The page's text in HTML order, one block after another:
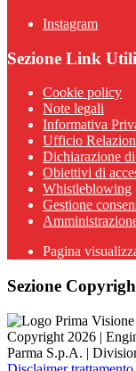
Instagram
Sezione Link Utili
Cookie policy
Note legali
Informativa
Ufficio
Dichiarazione
Obiettivi di
Whistleblowing
Gestione
Pagina
Sezione
Copyright 2026 |
Parma S.p.A. |